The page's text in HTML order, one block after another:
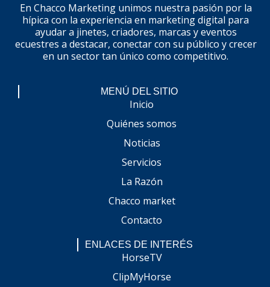
En Chacco Marketing unimos nuestra pasión por la
hípica con la experiencia en marketing digital para
ayudar a jinetes, criadores, marcas y eventos
ecuestres a destacar, conectar con su público y crecer
en un sector tan único como competitivo.
MENÚ DEL SITIO
Inicio
Quiénes somos
Noticias
Servicios
La Razón
Chacco market
Contacto
ENLACES DE INTERÉS
HorseTV
ClipMyHorse